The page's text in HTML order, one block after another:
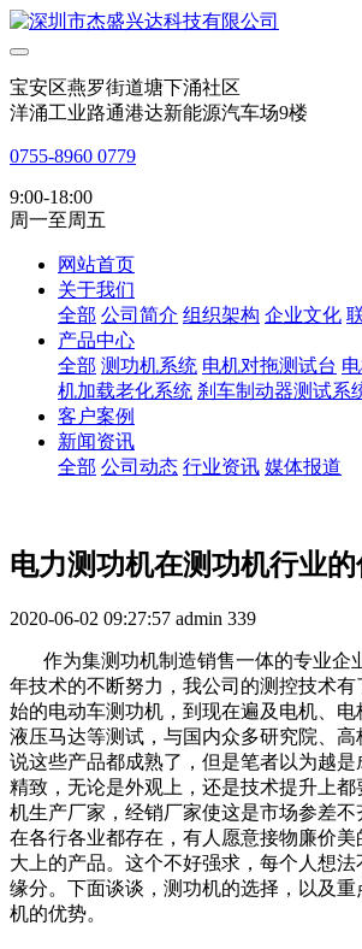
宝安区燕罗街道塘下涌社区
洋涌工业路通港达新能源汽车场9楼
0755-8960 0779
9:00-18:00
周一至周五
网站首页
关于我们
全部 公司简介 组织架构 企业文化
产品中心
全部 测功机系统 电机对拖测试台
机加载老化系统 刹车制动器测试系
客户案例
新闻资讯
全部 公司动态 行业资讯 媒体报道
电力测功机在测功机行业
2020-06-02 09:27:57 admin 339
作为集测功机制造销售一体的专业企
年技术的不断努力，我公司的测控技术
始的电动车测功机，到现在遍及电机、电
液压马达等测试，与国内众多研究院、高
说这些产品都成熟了，但是笔者以为越
精致，无论是外观上，还是技术提升上
机生产厂家，经销厂家使这是市场参差不
在各行各业都存在，有人愿意接物廉价
大上的产品。这个不好强求，每个人想
缘分。下面谈谈，测功机的选择，以及
机的优势。